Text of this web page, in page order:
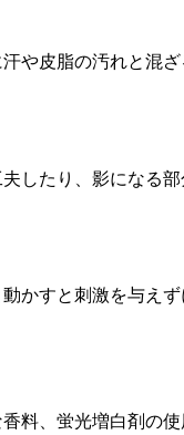
や皮脂の汚れと混ざ
したり、影になる
かすと刺激を与え
料、蛍光増白剤の